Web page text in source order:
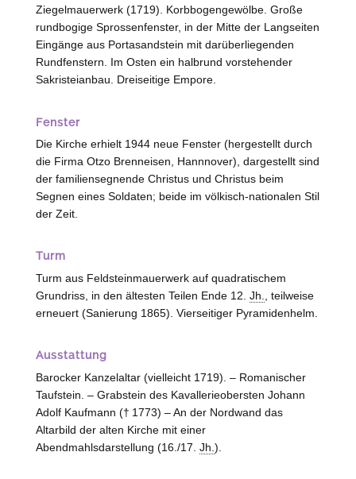
Ziegelmauerwerk (1719). Korbbogengewölbe. Große
rundbogige Sprossenfenster, in der Mitte der Langseiten
Eingänge aus Portasandstein mit darüberliegenden
Rundfenstern. Im Osten ein halbrund vorstehender
Sakristeianbau. Dreiseitige Empore.
Fenster
Die Kirche erhielt 1944 neue Fenster (hergestellt durch
die Firma Otzo Brenneisen, Hannnover), dargestellt sind
der familiensegnende Christus und Christus beim
Segnen eines Soldaten; beide im völkisch-nationalen Stil
der Zeit.
Turm
Turm aus Feldsteinmauerwerk auf quadratischem
Grundriss, in den ältesten Teilen Ende 12. Jh.
, teilweise
erneuert (Sanierung 1865). Vierseitiger Pyramidenhelm.
Ausstattung
Barocker Kanzelaltar (vielleicht 1719). – Romanischer
Taufstein. – Grabstein des Kavallerieobersten Johann
Adolf Kaufmann († 1773) – An der Nordwand das
Altarbild der alten Kirche mit einer
Abendmahlsdarstellung (16./17. Jh. ).